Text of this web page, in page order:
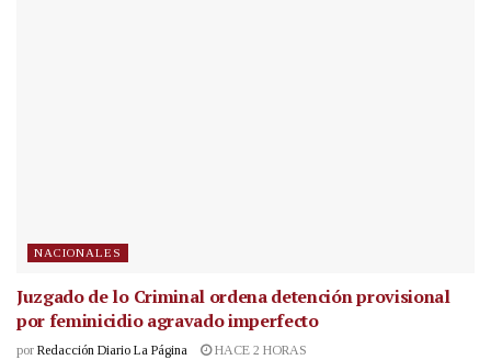
NACIONALES
Juzgado de lo Criminal ordena detención provisional
por feminicidio agravado imperfecto
por Redacción Diario La Página HACE 2 HORAS